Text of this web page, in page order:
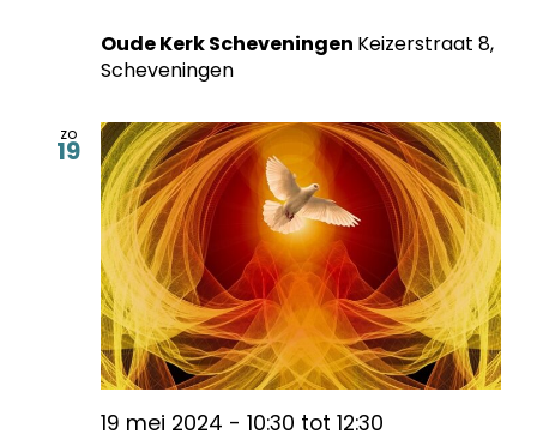
Oude Kerk Scheveningen Keizerstraat 8,
Scheveningen
zo
19
19 mei 2024 - 10:30 tot 12:30